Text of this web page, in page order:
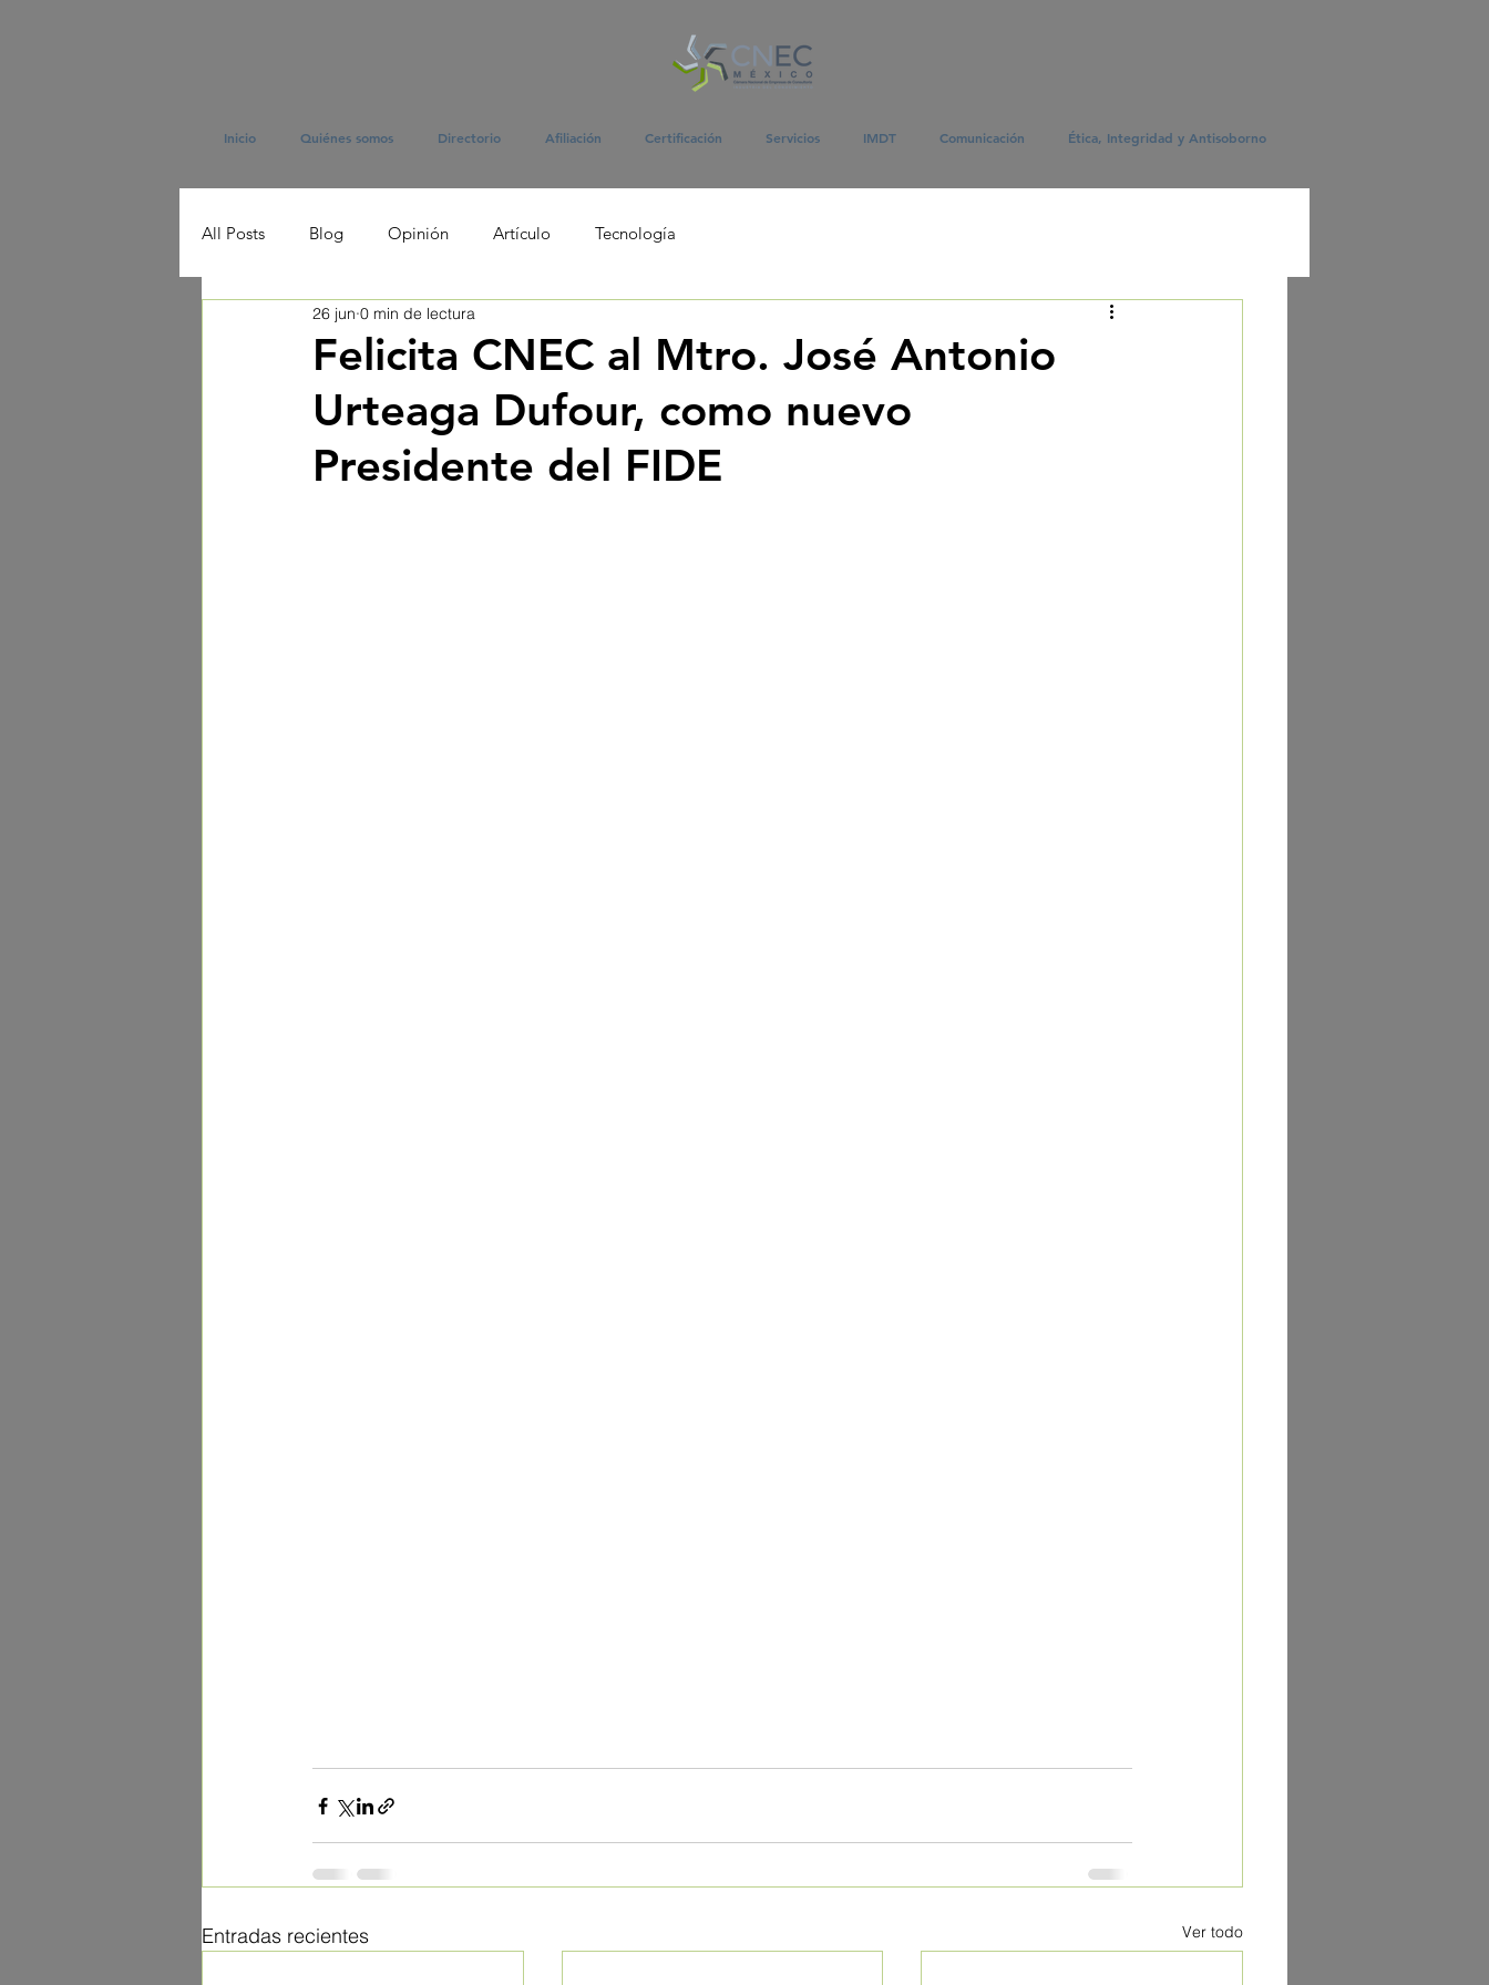
Inicio Quiénes somos Directorio Afiliación Certificación Servicios IMDT Comunicación Ética, Integridad y Antisoborno
All Posts Blog Opinión Artículo Tecnología
Felicita CNEC al Mtro. José Antonio
Urteaga Dufour, como nuevo
Presidente del FIDE
26 jun 0 min de lectura
Entradas recientes Ver todo